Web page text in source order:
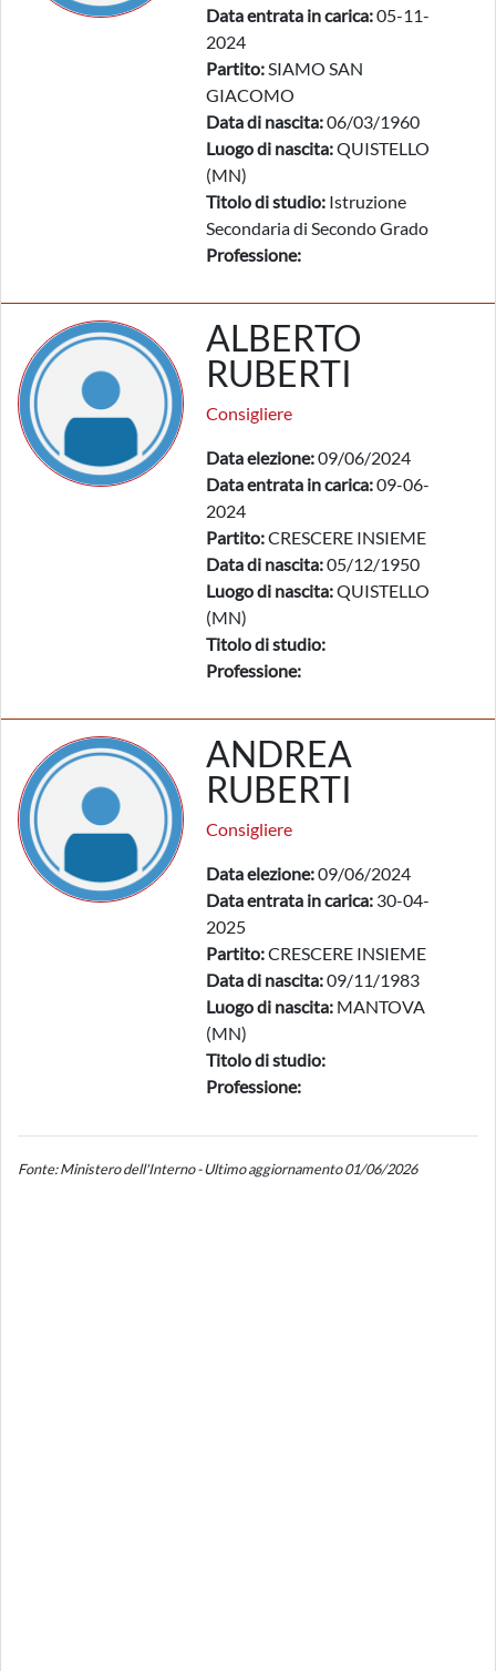
Data entrata in carica:05-11-
2024
Partito:SIAMO SAN
GIACOMO
Data di nascita:06/03/1960
Luogo di nascita:QUISTELLO
(MN)
Titolo di studio: Istruzione
Secondaria di Secondo Grado
Professione:
ALBERTO
RUBERTI
Consigliere
Data elezione:09/06/2024
Data entrata in carica:09-06-
2024
Partito:CRESCERE INSIEME
Data di nascita:05/12/1950
Luogo di nascita:QUISTELLO
(MN)
Titolo di studio:
Professione:
ANDREA
RUBERTI
Consigliere
Data elezione:09/06/2024
Data entrata in carica: 30-04-
2025
Partito:CRESCERE INSIEME
Data di nascita:09/11/1983
Luogo di nascita: MANTOVA
(MN)
Titolo di studio:
Professione:
Fonte: Ministero dell'Interno - Ultimo aggiornamento 01/06/2026